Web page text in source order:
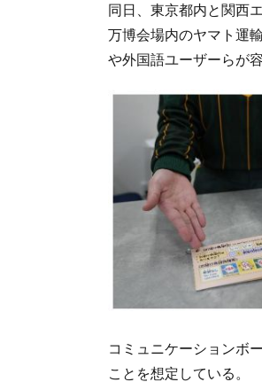
同日、東京都内と関西
万博会場内のヤマト運
や外国語ユーザーらが
コミュニケーションボ
ことを想定している。